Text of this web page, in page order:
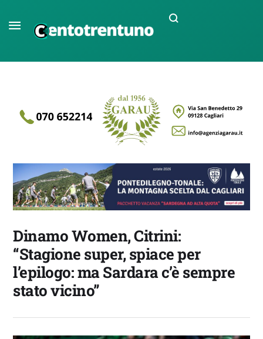
Dinamo Women, Citrini:
“Stagione super, spiace per
l’epilogo: ma Sardara c’è sempre
stato vicino”